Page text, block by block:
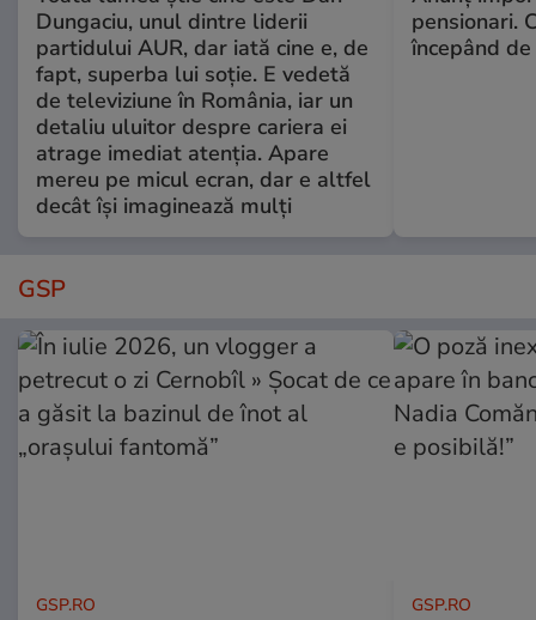
Dungaciu, unul dintre liderii
partidului AUR, dar iată cine e, de
fapt, superba lui soție. E vedetă
de televiziune în România, iar un
detaliu uluitor despre cariera ei
atrage imediat atenția. Apare
mereu pe micul ecran, dar e altfel
decât își imaginează mulți
pensionari.
începând
GSP
GSP.RO GSP.RO